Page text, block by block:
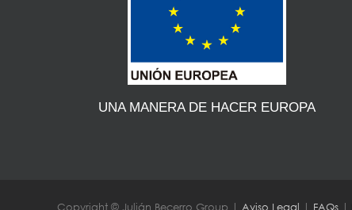
UNA MANERA DE HACER EUROPA